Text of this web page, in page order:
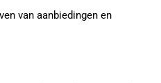
van aanbiedingen en